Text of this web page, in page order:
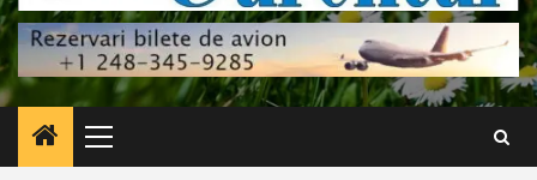
Primary
Menu